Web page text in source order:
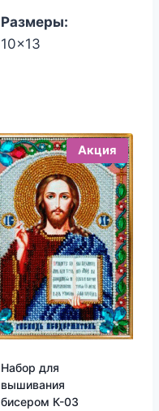
Размеры:
10x13
Акция
Набор для
вышивания
бисером К-03